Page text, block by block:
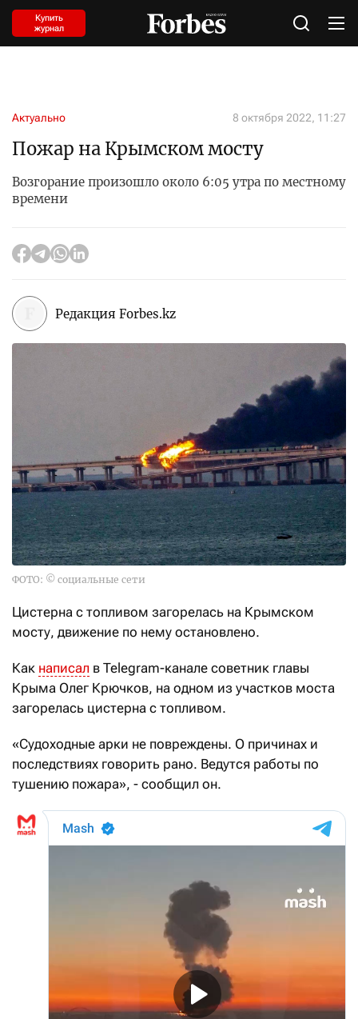
Купить
журнал
Актуально 8 октября 2022, 11:27
Пожар на Крымском мосту
Возгорание произошло около 6:05 утра по местному
времени
Редакция Forbes.kz
ФОТО: © социальные сети
Цистерна с топливом загорелась на Крымском
мосту, движение по нему остановлено.
Как написал в Telegram-канале советник главы
Крыма Олег Крючков, на одном из участков моста
загорелась цистерна с топливом.
«Судоходные арки не повреждены. О причинах и
последствиях говорить рано. Ведутся работы по
тушению пожара», - сообщил он.